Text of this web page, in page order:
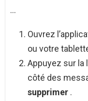
…
Ouvrez
ou votre
Appuyez sur la
côté des
supprimer .